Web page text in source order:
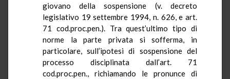
giovano della sospensione (v. decreto
legislativo 19 settembre 1994, n. 626, e art.
71 cod.proc.pen.). Tra quest’ultimo tipo di
norme la parte privata si sofferma, in
particolare, sull’ipotesi di sospensione del
processo disciplinata dall’art. 71
cod.proc.pen., richiamando le pronunce di